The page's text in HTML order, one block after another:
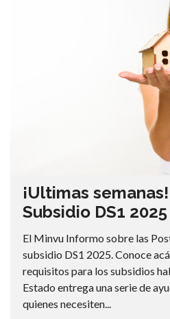
¡Ultimas
Subsidio DS1 2025
El Minvu Informo sobre las
subsidio DS1 2025. Conoce
requisitos para los subsidios
Estado entrega una serie de
quienes necesiten...